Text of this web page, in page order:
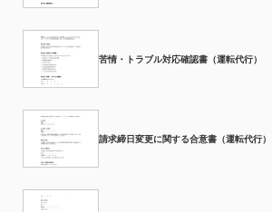
苦情・トラブル対応確認書（運転代行）
請求締日変更に関する合意書（運転代行）